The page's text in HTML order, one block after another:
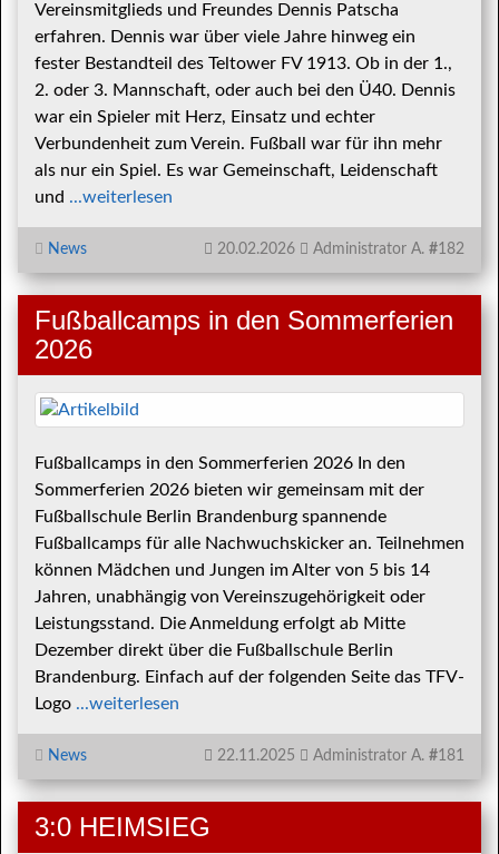
Vereinsmitglieds und Freundes Dennis Patscha
erfahren. Dennis war über viele Jahre hinweg ein
fester Bestandteil des Teltower FV 1913. Ob in der 1.,
2. oder 3. Mannschaft, oder auch bei den Ü40. Dennis
war ein Spieler mit Herz, Einsatz und echter
Verbundenheit zum Verein. Fußball war für ihn mehr
als nur ein Spiel. Es war Gemeinschaft, Leidenschaft
und ...weiterlesen
News 20.02.2026 Administrator A. #182
Fußballcamps in den Sommerferien
2026
Fußballcamps in den Sommerferien 2026 In den
Sommerferien 2026 bieten wir gemeinsam mit der
Fußballschule Berlin Brandenburg spannende
Fußballcamps für alle Nachwuchskicker an. Teilnehmen
können Mädchen und Jungen im Alter von 5 bis 14
Jahren, unabhängig von Vereinszugehörigkeit oder
Leistungsstand. Die Anmeldung erfolgt ab Mitte
Dezember direkt über die Fußballschule Berlin
Brandenburg. Einfach auf der folgenden Seite das TFV-
Logo ...weiterlesen
News 22.11.2025 Administrator A. #181
3:0 HEIMSIEG